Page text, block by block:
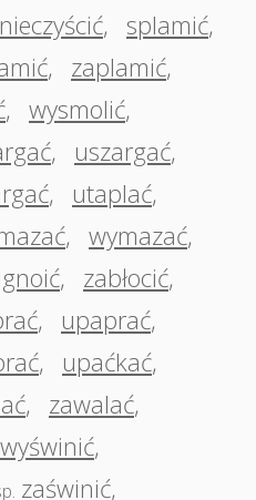
, splamić,
, zaplamić,
, wysmolić,
, uszargać,
, utaplać,
, wymazać,
, zabłocić,
, upaprać,
, upaćkać,
, zawalać,
wyświnić,
zaświnić,